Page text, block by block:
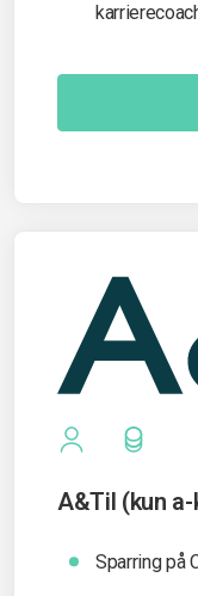
A&Til (kun
Sparring på